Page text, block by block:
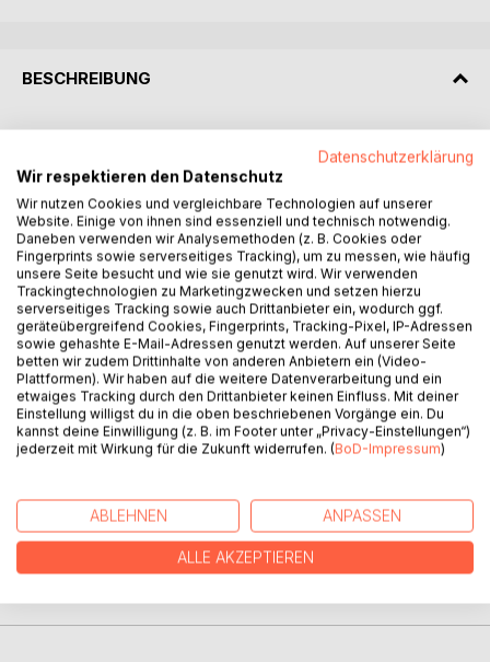
BESCHREIBUNG
einfach nur einen Ort, an dem es sicher ist.
Dieses Buch versammelt kurze Texte über die Dinge, die
uns begleiten: Nähe und Entfernung, Einsamkeit und
Verbundenheit, Veränderung, Dankbarkeit und das, was von
Menschen in uns zurückbleibt.
Für Momente, in denen man innehält, eine Seite aufschlägt
und sich selbst zwischen den Zeilen begegnet.
Der gefeierte Bestseller aus der Mongolei erstmals in einer
sorgsam editierten deutschen Fassung.
PRESSESTIMMEN
Datenschutzerklärung
Wir respektieren den Datenschutz
Wir nutzen Cookies und vergleichbare Technologien auf unserer
Website. Einige von ihnen sind essenziell und technisch notwendig.
Daneben verwenden wir Analysemethoden (z. B. Cookies oder
Fingerprints sowie serverseitiges Tracking), um zu messen, wie häufig
unsere Seite besucht und wie sie genutzt wird. Wir verwenden
Trackingtechnologien zu Marketingzwecken und setzen hierzu
serverseitiges Tracking sowie auch Drittanbieter ein, wodurch ggf.
geräteübergreifend Cookies, Fingerprints, Tracking-Pixel, IP-Adressen
sowie gehashte E-Mail-Adressen genutzt werden. Auf unserer Seite
betten wir zudem Drittinhalte von anderen Anbietern ein (Video-
Plattformen). Wir haben auf die weitere Datenverarbeitung und ein
etwaiges Tracking durch den Drittanbieter keinen Einfluss. Mit deiner
Einstellung willigst du in die oben beschriebenen Vorgänge ein. Du
kannst deine Einwilligung (z. B. im Footer unter „Privacy-Einstellungen“)
jederzeit mit Wirkung für die Zukunft widerrufen. (BoD-Impressum)
ABLEHNEN ANPASSEN
ALLE AKZEPTIEREN